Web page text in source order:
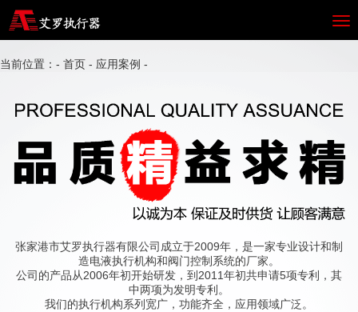
当前位置：- 首页 - 应用案例 -
张家港市艾罗执行器有限公司成立于2009年，是一家专业设计和制
造电液执行机构和阀门控制系统的厂家。
公司的产品从2006年初开始研发，到2011年初共申请5项专利，其
中两项为发明专利。
我们的执行机构系列宽广，功能齐全，应用领域广泛。